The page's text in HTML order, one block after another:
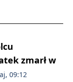
zmarł w
09:12